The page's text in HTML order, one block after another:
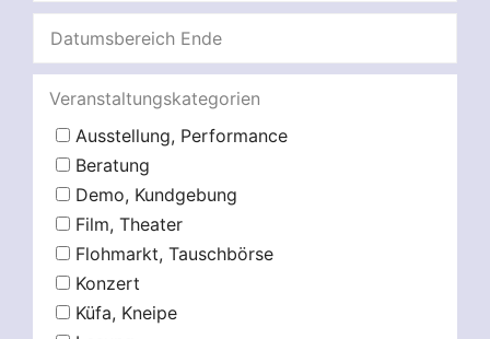
Veranstaltungskategorien
Ausstellung, Performance
Beratung
Demo, Kundgebung
Film, Theater
Flohmarkt, Tauschbörse
Konzert
Küfa, Kneipe